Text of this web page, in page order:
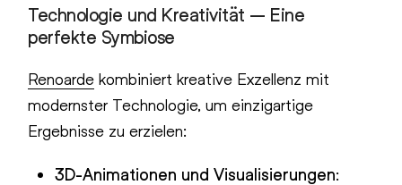
Technologie und Kreativität – Eine
perfekte Symbiose
Renoarde kombiniert kreative Exzellenz mit
modernster Technologie, um einzigartige
Ergebnisse zu erzielen:
3D-Animationen und Visualisierungen: